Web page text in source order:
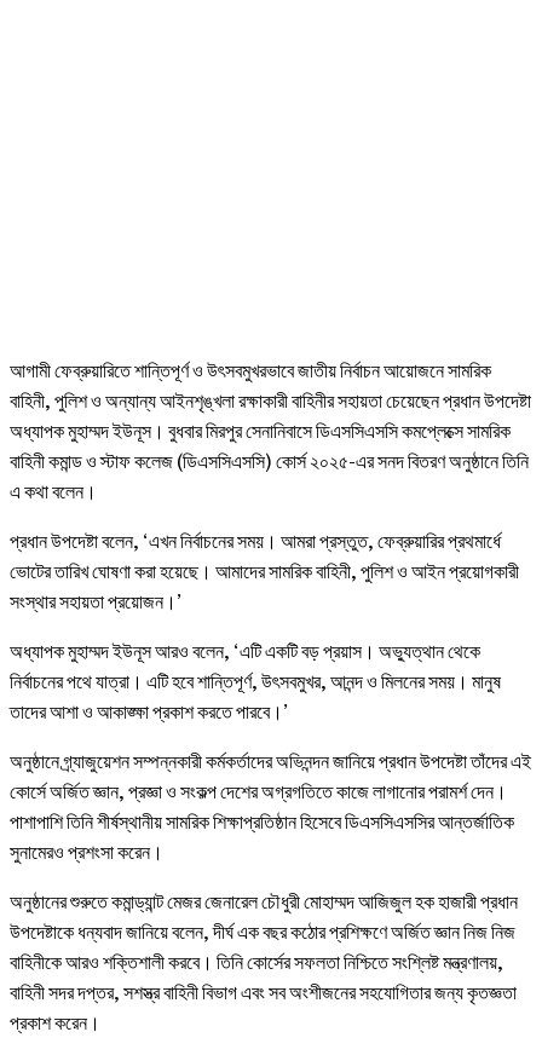
আগামী ফেব্রুয়ারিতে শান্তিপূর্ণ ও উৎসবমুখরভাবে জাতীয় নির্বাচন আয়োজনে সামরিক
বাহিনী, পুলিশ ও অন্যান্য আইনশৃঙ্খলা রক্ষাকারী বাহিনীর সহায়তা চেয়েছেন প্রধান উপদেষ্টা
অধ্যাপক মুহাম্মদ ইউনূস। বুধবার মিরপুর সেনানিবাসে ডিএসসিএসসি কমপ্লেক্সে সামরিক
বাহিনী কমান্ড ও স্টাফ কলেজ (ডিএসসিএসসি) কোর্স ২০২৫-এর সনদ বিতরণ অনুষ্ঠানে তিনি
এ কথা বলেন।
প্রধান উপদেষ্টা বলেন, ‘এখন নির্বাচনের সময়। আমরা প্রস্তুত, ফেব্রুয়ারির প্রথমার্ধে
ভোটের তারিখ ঘোষণা করা হয়েছে। আমাদের সামরিক বাহিনী, পুলিশ ও আইন প্রয়োগকারী
সংস্থার সহায়তা প্রয়োজন।’
অধ্যাপক মুহাম্মদ ইউনূস আরও বলেন, ‘এটি একটি বড় প্রয়াস। অভ্যুত্থান থেকে
নির্বাচনের পথে যাত্রা। এটি হবে শান্তিপূর্ণ, উৎসবমুখর, আনন্দ ও মিলনের সময়। মানুষ
তাদের আশা ও আকাঙ্ক্ষা প্রকাশ করতে পারবে।’
অনুষ্ঠানে গ্র্যাজুয়েশন সম্পন্নকারী কর্মকর্তাদের অভিনন্দন জানিয়ে প্রধান উপদেষ্টা তাঁদের এই
কোর্সে অর্জিত জ্ঞান, প্রজ্ঞা ও সংকল্প দেশের অগ্রগতিতে কাজে লাগানোর পরামর্শ দেন।
পাশাপাশি তিনি শীর্ষস্থানীয় সামরিক শিক্ষাপ্রতিষ্ঠান হিসেবে ডিএসসিএসসির আন্তর্জাতিক
সুনামেরও প্রশংসা করেন।
অনুষ্ঠানের শুরুতে কমান্ড্যান্ট মেজর জেনারেল চৌধুরী মোহাম্মদ আজিজুল হক হাজারী প্রধান
উপদেষ্টাকে ধন্যবাদ জানিয়ে বলেন, দীর্ঘ এক বছর কঠোর প্রশিক্ষণে অর্জিত জ্ঞান নিজ নিজ
বাহিনীকে আরও শক্তিশালী করবে। তিনি কোর্সের সফলতা নিশ্চিতে সংশ্লিষ্ট মন্ত্রণালয়,
বাহিনী সদর দপ্তর, সশস্ত্র বাহিনী বিভাগ এবং সব অংশীজনের সহযোগিতার জন্য কৃতজ্ঞতা
প্রকাশ করেন।